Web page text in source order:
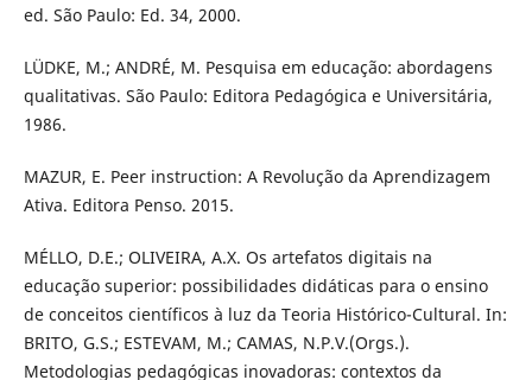
ed. São Paulo: Ed. 34, 2000.
LÜDKE, M.; ANDRÉ, M. Pesquisa em educação: abordagens
qualitativas. São Paulo: Editora Pedagógica e Universitária,
1986.
MAZUR, E. Peer instruction: A Revolução da Aprendizagem
Ativa. Editora Penso. 2015.
MÉLLO, D.E.; OLIVEIRA, A.X. Os artefatos digitais na
educação superior: possibilidades didáticas para o ensino
de conceitos científicos à luz da Teoria Histórico-Cultural. In:
BRITO, G.S.; ESTEVAM, M.; CAMAS, N.P.V.(Orgs.).
Metodologias pedagógicas inovadoras: contextos da